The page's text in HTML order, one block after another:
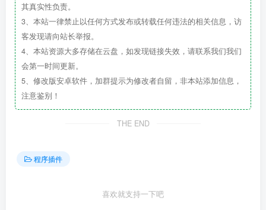
其真实性负责。
3、本站一律禁止以任何方式发布或转载任何违法的相关信息，访
客发现请向站长举报。
4、本站资源大多存储在云盘，如发现链接失效，请联系我们我们
会第一时间更新。
5、修改版安卓软件，加群提示为修改者自留，非本站添加信息，
注意鉴别！
THE END
程序插件
喜欢就支持一下吧